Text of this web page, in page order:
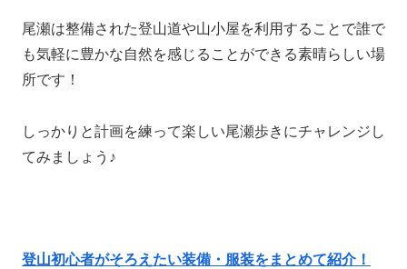
尾瀬は整備された登山道や山小屋を利用することで誰で
も気軽に豊かな自然を感じることができる素晴らしい場
所です！
しっかりと計画を練って楽しい尾瀬歩きにチャレンジし
てみましょう♪
登山初心者がそろえたい装備・服装をまとめて紹介！